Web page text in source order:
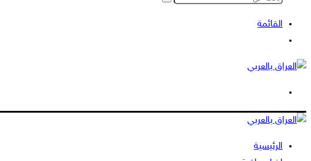
بحث
القائمة
المظلم
الرئيسية